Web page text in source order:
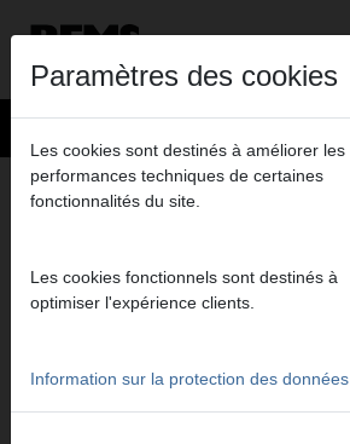
Produits >Couper, chanfreiner, ébavurer, calibrer
> Support pour établi Cut
Code art. 290440 R
Support d'établi, pour REMS Cut
Paramètres des cookies
Les cookies sont destinés à améliorer les
performances techniques de certaines
fonctionnalités du site.
Les cookies fonctionnels sont destinés à
optimiser l'expérience clients.
Information sur la protection des données